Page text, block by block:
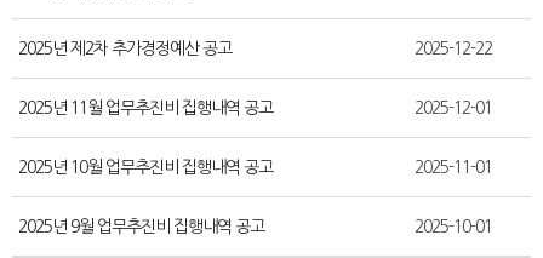
2025년 제2차 추가경정예산 공고 2025-12-22
2025년 11월 업무추진비 집행내역 공고 2025-12-01
2025년 10월 업무추진비 집행내역 공고 2025-11-01
2025년 9월 업무추진비 집행내역 공고 2025-10-01